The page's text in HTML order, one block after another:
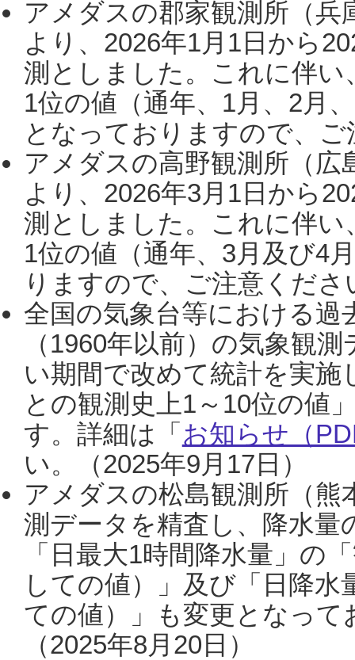
アメダスの郡家観測所（
より、2026年1月1日から
測としました。これに伴い
1位の値（通年、1月、2月
となっておりますので、
アメダスの高野観測所（
より、2026年3月1日から
測としました。これに伴い
1位の値（通年、3月及び4
りますので、ご注意くだ
全国の気象台等における過
（1960年以前）の気象観
い期間で改めて統計を実
との観測史上1～10位の値
す。詳細は「 お知らせ（
い。（2025年9月17日）
アメダスの松島観測所（熊
測データを精査し、降水
「日最大1時間降水量」の
しての値）」及び「日降
ての値）」も変更となっ
（2025年8月20日）